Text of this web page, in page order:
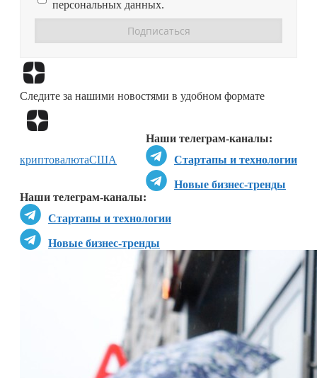
персональных данных.
Следите за нашими новостями в удобном формате
Наши телеграм-каналы:
Стартапы и технологии
Новые бизнес-тренды
Наши телеграм-каналы:
Стартапы и технологии
Новые бизнес-тренды
криптовалютаСША